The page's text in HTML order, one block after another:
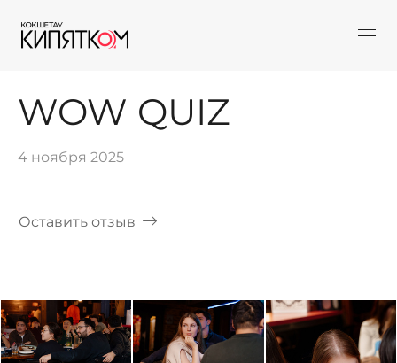
WOW QUIZ
4 ноября 2025
Оставить отзыв